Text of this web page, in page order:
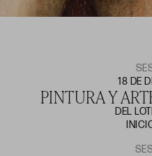
18 DE
PINTURA Y
DEL